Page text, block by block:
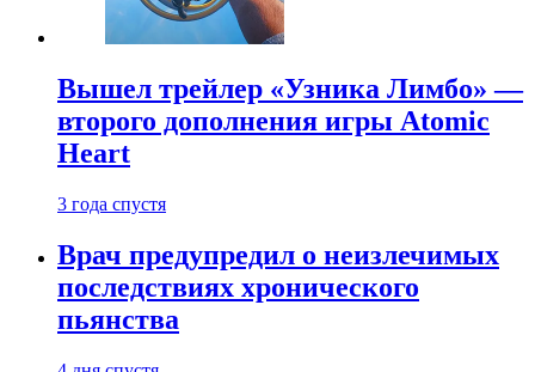
Вышел трейлер «Узника Лимбо» —
второго дополнения игры Atomic
Heart
3 года спустя
Врач предупредил о неизлечимых
последствиях хронического
пьянства